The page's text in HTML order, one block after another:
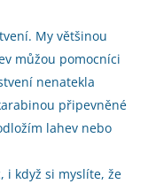
My většinou
můžou pomocníci
nenatekla
připevněné
lahev nebo
i když si myslíte, že